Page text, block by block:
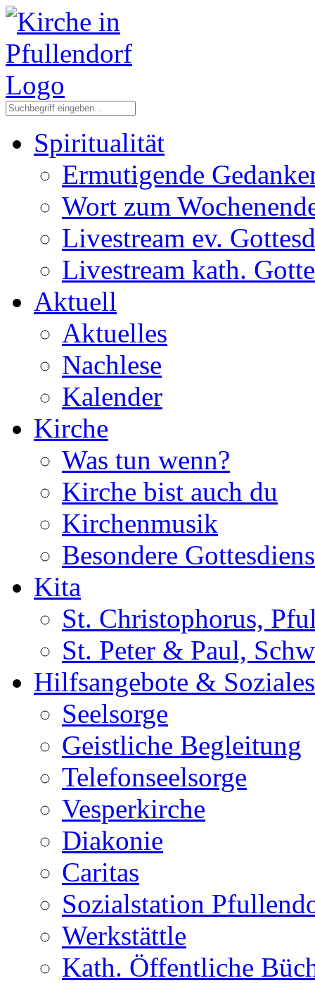
Spiritualität
Ermutigende
Wort zum
Livestream ev.
Livestream kath.
Aktuell
Aktuelles
Nachlese
Kalender
Kirche
Was tun wenn?
Kirche bist auch du
Kirchenmusik
Besondere
Kita
St. Christophorus,
St. Peter & Paul,
Hilfsangebote & Soziales
Seelsorge
Geistliche Begleitung
Telefonseelsorge
Vesperkirche
Diakonie
Caritas
Sozialstation
Werkstättle
Kath. Öffentliche